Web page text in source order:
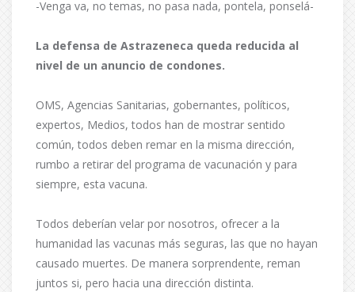
-Venga va, no temas, no pasa nada, pontela, ponselá-
La defensa de Astrazeneca queda reducida al
nivel de un anuncio de condones.
OMS, Agencias Sanitarias, gobernantes, políticos,
expertos, Medios, todos han de mostrar sentido
común, todos deben remar en la misma dirección,
rumbo a retirar del programa de vacunación y para
siempre, esta vacuna.
Todos deberían velar por nosotros, ofrecer a la
humanidad las vacunas más seguras, las que no hayan
causado muertes. De manera sorprendente, reman
juntos si, pero hacia una dirección distinta.